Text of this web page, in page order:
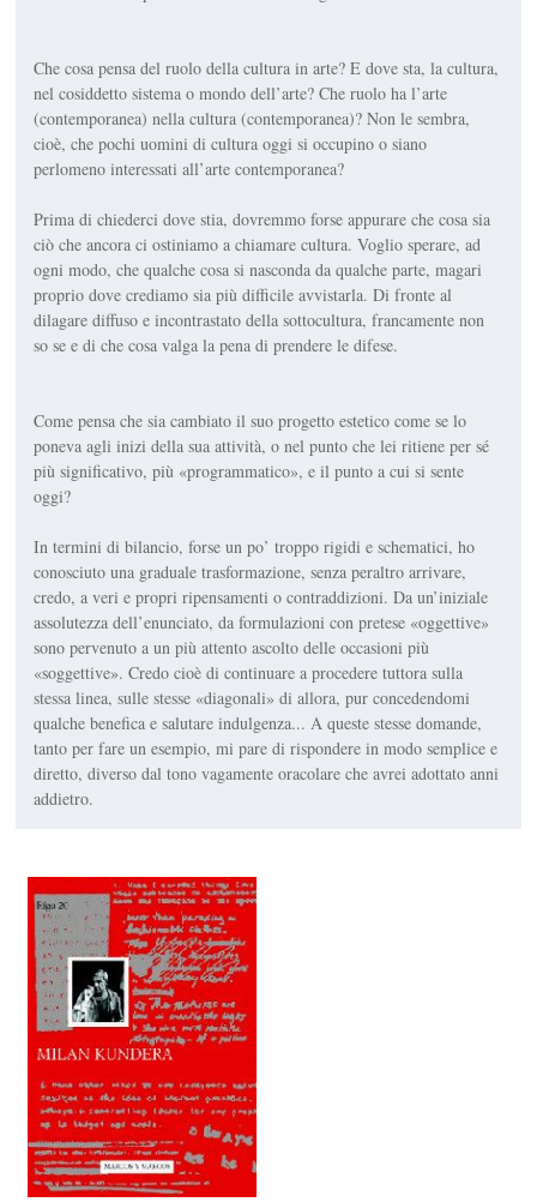
Che cosa pensa del ruolo della cultura in arte? E dove sta, la cultura,
nel cosiddetto sistema o mondo dell’arte? Che ruolo ha l’arte
(contemporanea) nella cultura (contemporanea)? Non le sembra,
cioè, che pochi uomini di cultura oggi si occupino o siano
perlomeno interessati all’arte contemporanea?
Prima di chiederci dove stia, dovremmo forse appurare che cosa sia
ciò che ancora ci ostiniamo a chiamare cultura. Voglio sperare, ad
ogni modo, che qualche cosa si nasconda da qualche parte, magari
proprio dove crediamo sia più difficile avvistarla. Di fronte al
dilagare diffuso e incontrastato della sottocultura, francamente non
so se e di che cosa valga la pena di prendere le difese.
Come pensa che sia cambiato il suo progetto estetico come se lo
poneva agli inizi della sua attività, o nel punto che lei ritiene per sé
più significativo, più «programmatico», e il punto a cui si sente
oggi?
In termini di bilancio, forse un po’ troppo rigidi e schematici, ho
conosciuto una graduale trasformazione, senza peraltro arrivare,
credo, a veri e propri ripensamenti o contraddizioni. Da un’iniziale
assolutezza dell’enunciato, da formulazioni con pretese «oggettive»
sono pervenuto a un più attento ascolto delle occasioni più
«soggettive». Credo cioè di continuare a procedere tuttora sulla
stessa linea, sulle stesse «diagonali» di allora, pur concedendomi
qualche benefica e salutare indulgenza... A queste stesse domande,
tanto per fare un esempio, mi pare di rispondere in modo semplice e
diretto, diverso dal tono vagamente oracolare che avrei adottato anni
addietro.